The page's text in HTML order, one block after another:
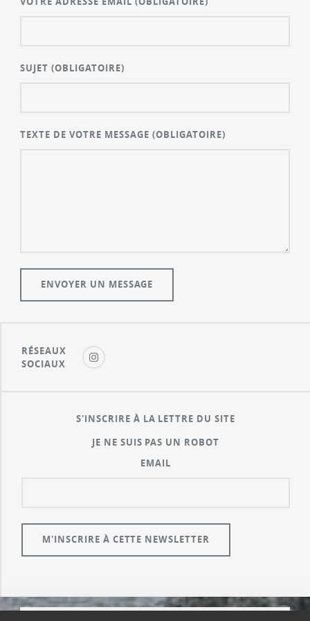
SUJET(OBLIGATOIRE)
TEXTE DE VOTRE MESSAGE(OBLIGATOIRE)
RÉSEAUX
SOCIAUX
S'INSCRIRE À LA LETTRE DU SITE
JE NE SUIS PAS UN ROBOT
EMAIL